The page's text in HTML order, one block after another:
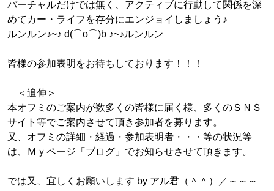
バーチャルだけでは無く、アクティブに行動して関係を深
めてカー・ライフを存分にエンジョイしましょう♪
ルンルン♪~♪ d(⌒o⌒)b ♪~♪ルンルン
皆様の参加表明をお待ちしております！！！
＜追伸＞
本オフミのご案内が数多くの皆様に届く様、多くのＳＮＳ
サイト等でご案内させて頂き参加者を募ります。
又、オフミの詳細・経過・参加表明者・・・等の状況等
は、Ｍｙページ「ブログ」でお知らせさせて頂きます。
では又、宜しくお願いします by アル君（＾＾）／～～～